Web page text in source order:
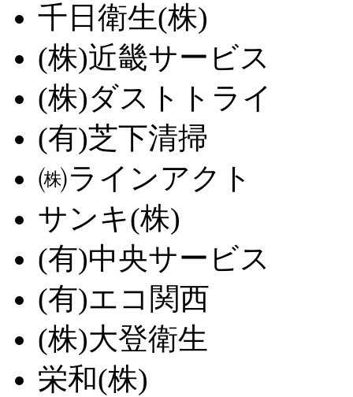
千日衛生(株)
(株)近畿サービス
(株)ダストトライ
(有)芝下清掃
㈱ラインアクト
サンキ(株)
(有)中央サービス
(有)エコ関西
(株)大登衛生
栄和(株)